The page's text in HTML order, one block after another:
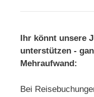
Ihr könnt unsere
unterstützen -
Mehraufwand:
Bei